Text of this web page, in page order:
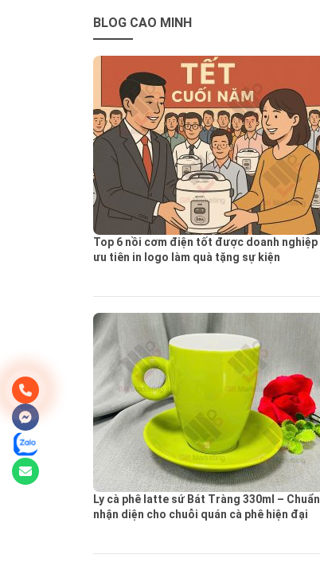
BLOG CAO MINH
Top 6 nồi cơm điện tốt được doanh nghiệp
ưu tiên in logo làm quà tặng sự kiện
Ly cà phê latte sứ Bát Tràng 330ml – Chuẩn
nhận diện cho chuỗi quán cà phê hiện đại